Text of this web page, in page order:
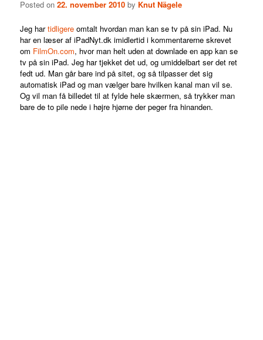
Posted on22. november 2010 by Knut Nägele
Jeg hartidligere omtalt hvordan man kan se tv på sin iPad. Nu
har en læser af iPadNyt.dk imidlertid i kommentarerne skrevet
om FilmOn.com, hvor man helt uden at downlade en app kan se
tv på sin iPad. Jeg har tjekket det ud, og umiddelbart ser det ret
fedt ud. Man går bare ind på sitet, og så tilpasser det sig
automatisk iPad og man vælger bare hvilken kanal man vil se.
Og vil man få billedet til at fylde hele skærmen, så trykker man
bare de to pile nede i højre hjørne der peger fra hinanden.